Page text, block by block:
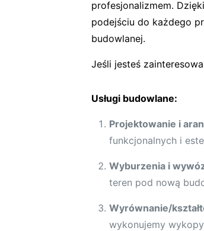
profesjonalizmem.
podejściu do każdego
budowlanej.
Jeśli jesteś
Usługi budowlane:
Projektowanie i
funkcjonalnych i
Wyburzenia i
teren pod nową
Wyrównanie/
wykonujemy